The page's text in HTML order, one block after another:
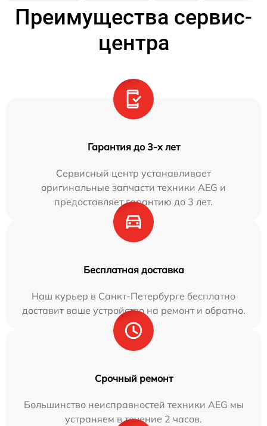
Преимущества сервис-
центра
Гарантия до 3-х лет
Сервисный центр устанавливает
оригинальные запчасти техники AEG и
предоставляет гарантию до 3 лет.
Бесплатная доставка
Наш курьер в Санкт-Петербурге бесплатно
доставит ваше устройство на ремонт и обратно.
Срочный ремонт
Большинство неисправностей техники AEG мы
устраняем в течение 2 часов.